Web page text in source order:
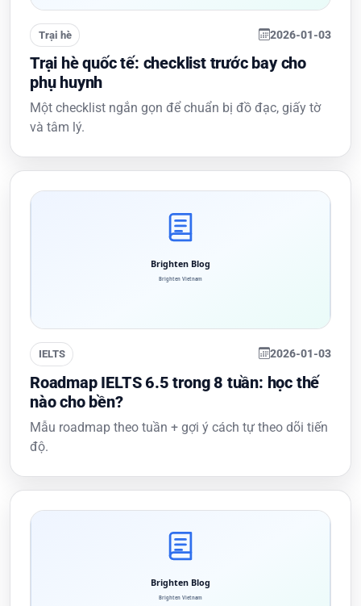
Trại hè 2026-01-03
Trại hè quốc tế: checklist trước bay cho
phụ huynh
Một checklist ngắn gọn để chuẩn bị đồ đạc, giấy tờ
và tâm lý.
IELTS 2026-01-03
Roadmap IELTS 6.5 trong 8 tuần: học thế
nào cho bền?
Mẫu roadmap theo tuần + gợi ý cách tự theo dõi tiến
độ.